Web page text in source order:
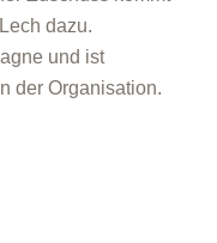
dazu.
und ist
der Organisation.